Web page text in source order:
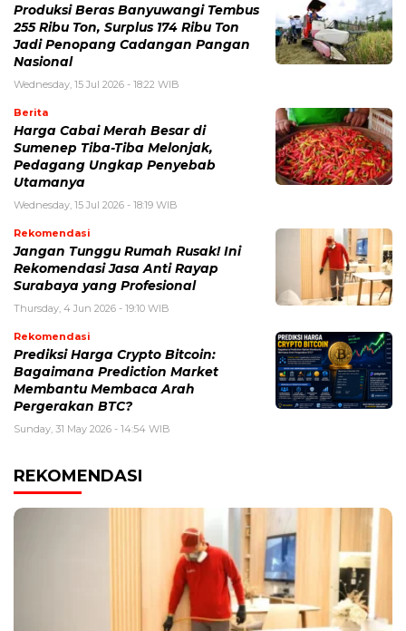
Produksi Beras Banyuwangi Tembus
255 Ribu Ton, Surplus 174 Ribu Ton
Jadi Penopang Cadangan Pangan
Nasional
Wednesday, 15 Jul 2026 - 18:22 WIB
Berita
Harga Cabai Merah Besar di
Sumenep Tiba-Tiba Melonjak,
Pedagang Ungkap Penyebab
Utamanya
Wednesday, 15 Jul 2026 - 18:19 WIB
Rekomendasi
Jangan Tunggu Rumah Rusak! Ini
Rekomendasi Jasa Anti Rayap
Surabaya yang Profesional
Thursday, 4 Jun 2026 - 19:10 WIB
Rekomendasi
Prediksi Harga Crypto Bitcoin:
Bagaimana Prediction Market
Membantu Membaca Arah
Pergerakan BTC?
Sunday, 31 May 2026 - 14:54 WIB
REKOMENDASI